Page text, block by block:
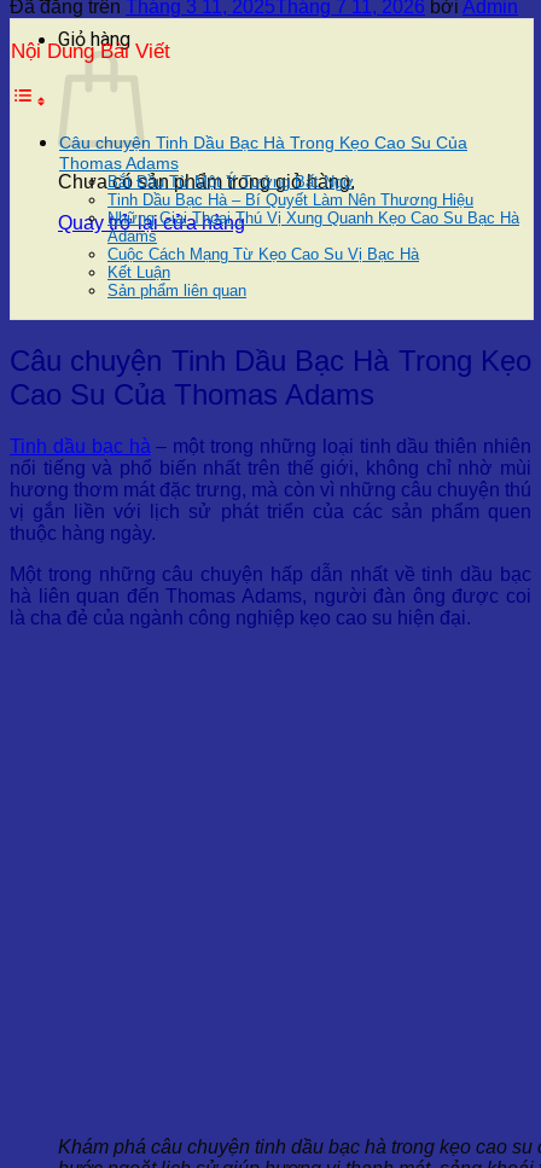
Giỏ hàng
Chưa có sản phẩm trong giỏ hàng.
Quay trở lại cửa hàng
Đã đăng trên Tháng 3 11, 2025Tháng 7 11, 2026 bởi Admin
Nội Dung Bài Viết
Câu chuyện Tinh Dầu Bạc Hà Trong Kẹo Cao Su Của
Thomas Adams
Bắt Đầu Từ Một Ý Tưởng Bất Ngờ
Tinh Dầu Bạc Hà – Bí Quyết Làm Nên Thương Hiệu
Những Giai Thoại Thú Vị Xung Quanh Kẹo Cao Su Bạc Hà
Adams
Cuộc Cách Mạng Từ Kẹo Cao Su Vị Bạc Hà
Kết Luận
Sản phẩm liên quan
Câu chuyện Tinh Dầu Bạc Hà Trong Kẹo
Cao Su Của Thomas Adams
Tinh dầu bạc hà – một trong những loại tinh dầu thiên nhiên
nổi tiếng và phổ biến nhất trên thế giới, không chỉ nhờ mùi
hương thơm mát đặc trưng, mà còn vì những câu chuyện thú
vị gắn liền với lịch sử phát triển của các sản phẩm quen
thuộc hàng ngày.
Một trong những câu chuyện hấp dẫn nhất về tinh dầu bạc
hà liên quan đến Thomas Adams, người đàn ông được coi
là cha đẻ của ngành công nghiệp kẹo cao su hiện đại.
Khám phá câu chuyện tinh dầu bạc hà trong kẹo cao